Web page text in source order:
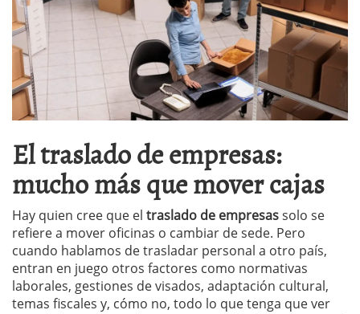
El traslado de empresas:
mucho más que mover cajas
Hay quien cree que el traslado de empresassolo se
refiere a mover oficinas o cambiar de sede. Pero
cuando hablamos de trasladar personal a otro país,
entran en juego otros factores como normativas
laborales, gestiones de visados, adaptación cultural,
temas fiscales y, cómo no, todo lo que tenga que ver